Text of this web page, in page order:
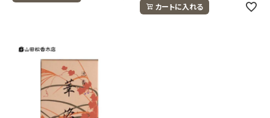
カートに入れる